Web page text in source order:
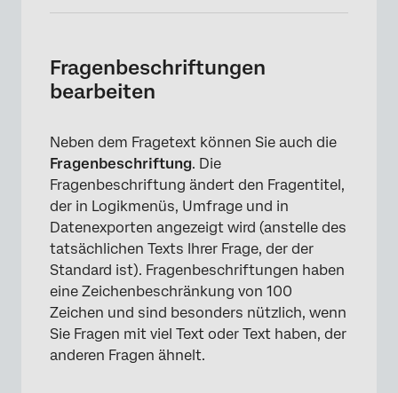
Fragenbeschriftungen
bearbeiten
Neben dem Fragetext können Sie auch die
Fragenbeschriftung. Die
Fragenbeschriftung ändert den Fragentitel,
der in Logikmenüs, Umfrage und in
Datenexporten angezeigt wird (anstelle des
tatsächlichen Texts Ihrer Frage, der der
Standard ist). Fragenbeschriftungen haben
eine Zeichenbeschränkung von 100
Zeichen und sind besonders nützlich, wenn
Sie Fragen mit viel Text oder Text haben, der
anderen Fragen ähnelt.